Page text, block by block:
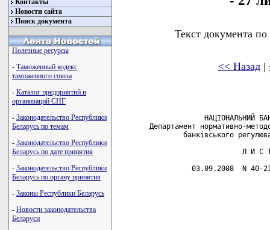
Контакты
Новости сайта
Поиск документа
Полезные ресурсы
- Таможенный кодекс
таможенного союза
- Каталог предприятий и
организаций СНГ
- Законодательство Республики
Беларусь по темам
- Законодательство Республики
Беларусь по дате принятия
- Законодательство Республики
Беларусь по органу принятия
- Законы Республики Беларусь
- Новости законодательства
Беларуси
Текст документа
<< Назад |
НАЦІОНАЛЬНИЙ
Департамент нормативно-
банківського
Л И С
03.09.2008  N 40-